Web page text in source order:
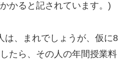
かると記されています。)
は、まれでしょうが、仮に8
たら、その人の年間授業料